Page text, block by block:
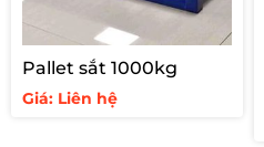
Pallet sắt 1000kg
Giá: Liên hệ